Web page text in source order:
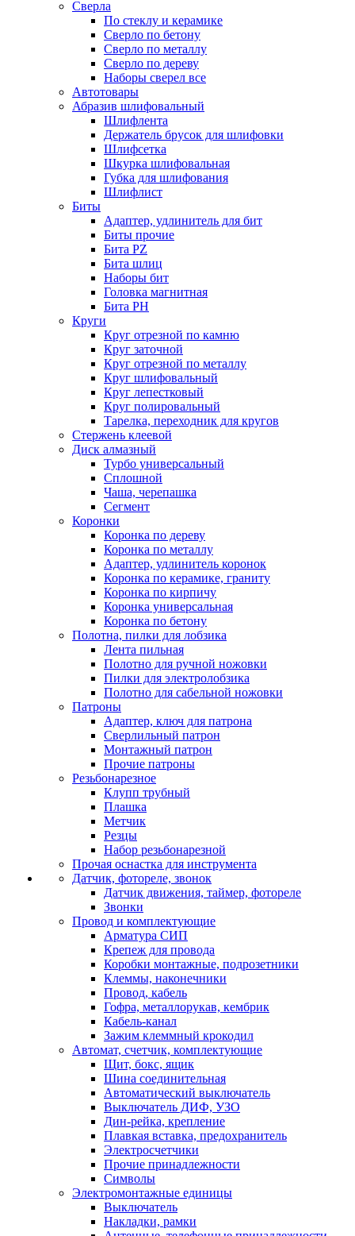
Сверла
По стеклу и керамике
Сверло по бетону
Сверло по металлу
Сверло по дереву
Наборы сверел все
Автотовары
Абразив шлифовальный
Шлифлента
Держатель брусок для шлифовки
Шлифсетка
Шкурка шлифовальная
Губка для шлифования
Шлифлист
Биты
Адаптер, удлинитель для бит
Биты прочие
Бита PZ
Бита шлиц
Наборы бит
Головка магнитная
Бита PH
Круги
Круг отрезной по камню
Круг заточной
Круг отрезной по металлу
Круг шлифовальный
Круг лепестковый
Круг полировальный
Тарелка, переходник для кругов
Стержень клеевой
Диск алмазный
Турбо универсальный
Сплошной
Чаша, черепашка
Сегмент
Коронки
Коронка по дереву
Коронка по металлу
Адаптер, удлинитель коронок
Коронка по керамике, граниту
Коронка по кирпичу
Коронка универсальная
Коронка по бетону
Полотна, пилки для лобзика
Лента пильная
Полотно для ручной ножовки
Пилки для электролобзика
Полотно для сабельной ножовки
Патроны
Адаптер, ключ для патрона
Сверлильный патрон
Монтажный патрон
Прочие патроны
Резьбонарезное
Клупп трубный
Плашка
Метчик
Резцы
Набор резьбонарезной
Прочая оснастка для инструмента
Датчик, фотореле, звонок
Датчик движения, таймер, фотореле
Звонки
Провод и комплектующие
Арматура СИП
Крепеж для провода
Коробки монтажные, подрозетники
Клеммы, наконечники
Провод, кабель
Гофра, металлорукав, кембрик
Кабель-канал
Зажим клеммный крокодил
Автомат, счетчик, комплектующие
Щит, бокс, ящик
Шина соединительная
Автоматический выключатель
Выключатель ДИФ, УЗО
Дин-рейка, крепление
Плавкая вставка, предохранитель
Электросчетчики
Прочие принадлежности
Символы
Электромонтажные единицы
Выключатель
Накладки, рамки